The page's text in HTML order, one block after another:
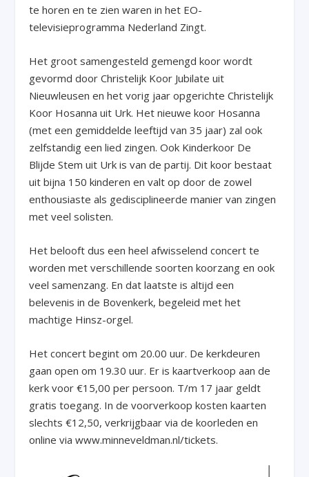
te horen en te zien waren in het EO-
televisieprogramma Nederland Zingt.
Het groot samengesteld gemengd koor wordt
gevormd door Christelijk Koor Jubilate uit
Nieuwleusen en het vorig jaar opgerichte Christelijk
Koor Hosanna uit Urk. Het nieuwe koor Hosanna
(met een gemiddelde leeftijd van 35 jaar) zal ook
zelfstandig een lied zingen. Ook Kinderkoor De
Blijde Stem uit Urk is van de partij. Dit koor bestaat
uit bijna 150 kinderen en valt op door de zowel
enthousiaste als gedisciplineerde manier van zingen
met veel solisten.
Het belooft dus een heel afwisselend concert te
worden met verschillende soorten koorzang en ook
veel samenzang. En dat laatste is altijd een
belevenis in de Bovenkerk, begeleid met het
machtige Hinsz-orgel.
Het concert begint om 20.00 uur. De kerkdeuren
gaan open om 19.30 uur. Er is kaartverkoop aan de
kerk voor €15,00 per persoon. T/m 17 jaar geldt
gratis toegang. In de voorverkoop kosten kaarten
slechts €12,50, verkrijgbaar via de koorleden en
online via www.minneveldman.nl/tickets.